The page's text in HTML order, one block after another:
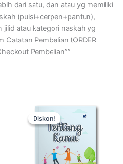
dari satu, dan atau yg memiliki
(puisi+cerpen+pantun),
jilid atau kategori naskah yg
Catatan Pembelian (ORDER
Pembelian””
Diskon!
Diskon!
Harga
aslinya
adalah:
Rp50.000.
Harga
saat
adalah:
Kuantitas
Tentang
Kamu